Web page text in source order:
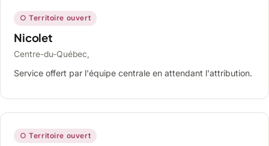
○ Territoire ouvert
Nicolet
Centre-du-Québec,
Service offert par l'équipe centrale en attendant l'attribution.
○ Territoire ouvert